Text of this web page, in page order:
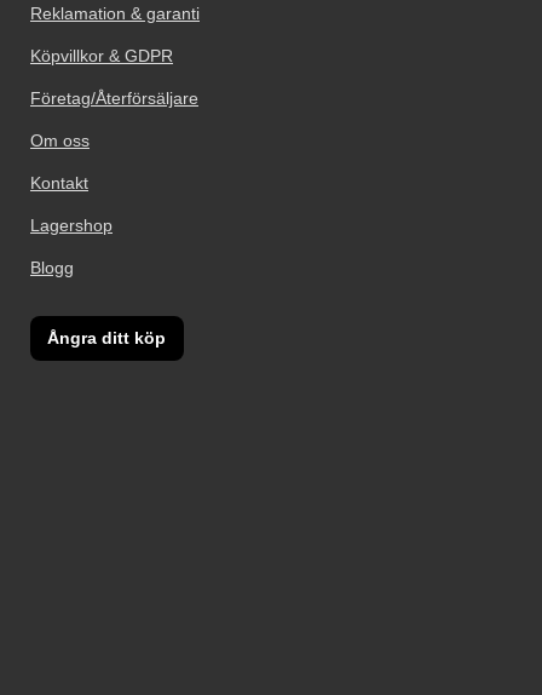
Reklamation & garanti
Köpvillkor & GDPR
Företag/Återförsäljare
Om oss
Kontakt
Lagershop
Blogg
Ångra ditt köp